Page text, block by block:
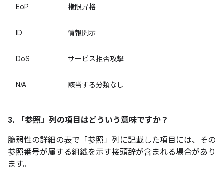
EoP 権限昇格
ID 情報開示
DoS サービス拒否攻撃
N/A 該当する分類なし
3. 「参照」 列の項目はどういう意味ですか？
脆弱性の詳細の表で「参照」 列に記載した項目には、その
参照番号が属する組織を示す接頭辞が含まれる場合があり
ます。